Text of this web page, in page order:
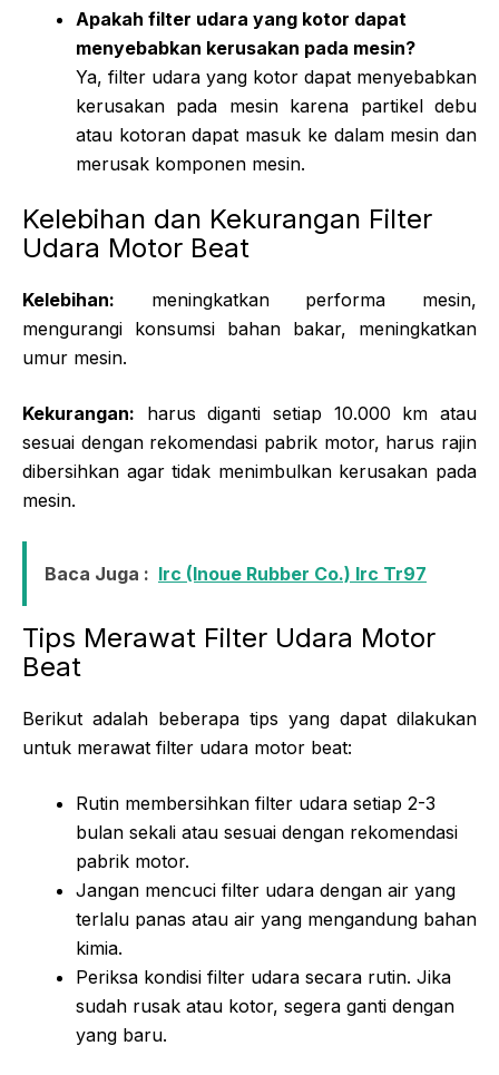
Apakah filter udara yang kotor dapat
menyebabkan kerusakan pada mesin?
Ya, filter udara yang kotor dapat menyebabkan
kerusakan pada mesin karena partikel debu
atau kotoran dapat masuk ke dalam mesin dan
merusak komponen mesin.
Kelebihan dan Kekurangan Filter
Udara Motor Beat
Kelebihan: meningkatkan performa mesin,
mengurangi konsumsi bahan bakar, meningkatkan
umur mesin.
Kekurangan: harus diganti setiap 10.000 km atau
sesuai dengan rekomendasi pabrik motor, harus rajin
dibersihkan agar tidak menimbulkan kerusakan pada
mesin.
Baca Juga : Irc (Inoue Rubber Co.) Irc Tr97
Tips Merawat Filter Udara Motor
Beat
Berikut adalah beberapa tips yang dapat dilakukan
untuk merawat filter udara motor beat:
Rutin membersihkan filter udara setiap 2-3
bulan sekali atau sesuai dengan rekomendasi
pabrik motor.
Jangan mencuci filter udara dengan air yang
terlalu panas atau air yang mengandung bahan
kimia.
Periksa kondisi filter udara secara rutin. Jika
sudah rusak atau kotor, segera ganti dengan
yang baru.